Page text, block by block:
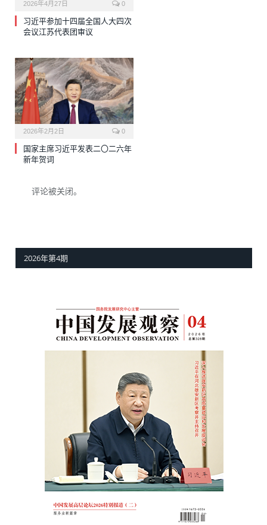
2026年4月27日 0
习近平参加十四届全国人大四次
会议江苏代表团审议
2026年2月2日 0
国家主席习近平发表二〇二六年
新年贺词
评论被关闭。
2026年第4期